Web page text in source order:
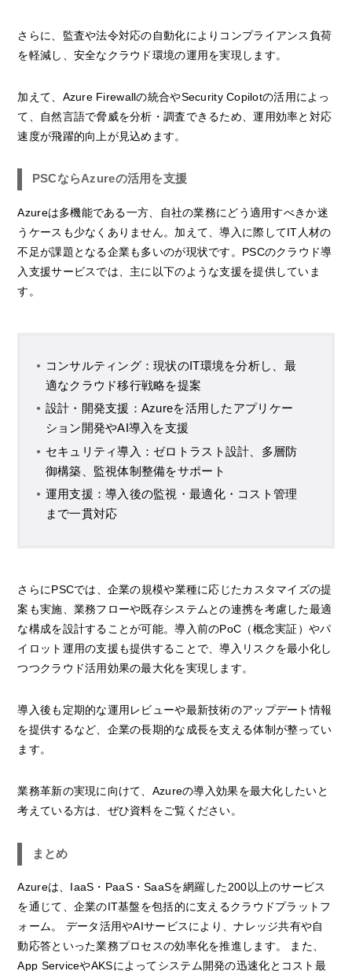
さらに、監査や法令対応の自動化によりコンプライアンス負荷
を軽減し、安全なクラウド環境の運用を実現します。
加えて、Azure Firewallの統合やSecurity Copilotの活用によっ
て、自然言語で脅威を分析・調査できるため、運用効率と対応
速度が飛躍的向上が見込めます。
PSCならAzureの活用を支援
Azureは多機能である一方、自社の業務にどう適用すべきか迷
うケースも少なくありません。加えて、導入に際してIT人材の
不足が課題となる企業も多いのが現状です。PSCのクラウド導
入支援サービスでは、主に以下のような支援を提供していま
す。
コンサルティング：現状のIT環境を分析し、最
適なクラウド移行戦略を提案
設計・開発支援：Azureを活用したアプリケー
ション開発やAI導入を支援
セキュリティ導入：ゼロトラスト設計、多層防
御構築、監視体制整備をサポート
運用支援：導入後の監視・最適化・コスト管理
まで一貫対応
さらにPSCでは、企業の規模や業種に応じたカスタマイズの提
案も実施、業務フローや既存システムとの連携を考慮した最適
な構成を設計することが可能。導入前のPoC（概念実証）やパ
イロット運用の支援も提供することで、導入リスクを最小化し
つつクラウド活用効果の最大化を実現します。
導入後も定期的な運用レビューや最新技術のアップデート情報
を提供するなど、企業の長期的な成長を支える体制が整ってい
ます。
業務革新の実現に向けて、Azureの導入効果を最大化したいと
考えている方は、ぜひ資料をご覧ください。
まとめ
Azureは、IaaS・PaaS・SaaSを網羅した200以上のサービス
を通じて、企業のIT基盤を包括的に支えるクラウドプラットフ
ォーム。 データ活用やAIサービスにより、ナレッジ共有や自
動応答といった業務プロセスの効率化を推進します。 また、
App ServiceやAKSによってシステム開発の迅速化とコスト最